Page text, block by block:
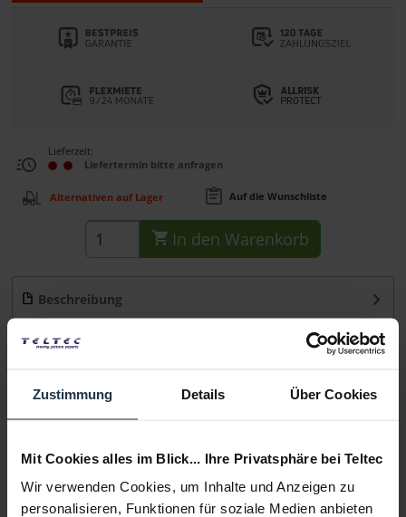
Zustimmung Details Über Cookies
Mit Cookies alles im Blick... Ihre Privatsphäre bei Teltec
Wir verwenden Cookies, um Inhalte und Anzeigen zu
personalisieren, Funktionen für soziale Medien anbieten
Lieferzeit:
Liefertermin bitte anfragen
Alternativen auf Lager Auf die Wunschliste
In den Warenkorb
Beschreibung
mit Haltegriffen komfortable zu tragen....
mehr
Beratung
Infos zu Hersteller & Produktsicherheit